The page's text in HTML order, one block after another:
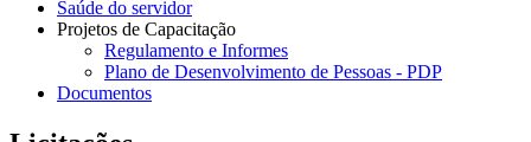
Saúde do servidor
Projetos de Capacitação
Regulamento e Informes
Plano de Desenvolvimento de Pessoas - PDP
Documentos